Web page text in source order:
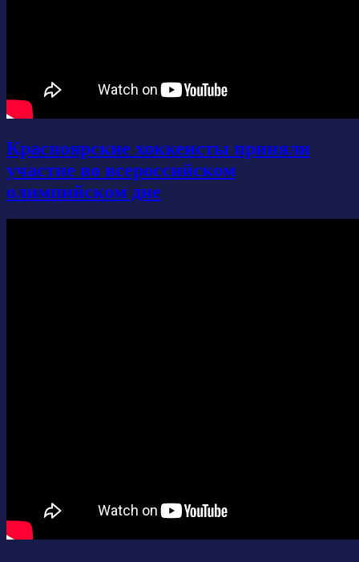
Красноярские хоккеисты приняли
участие во всероссийском
олимпийском дне